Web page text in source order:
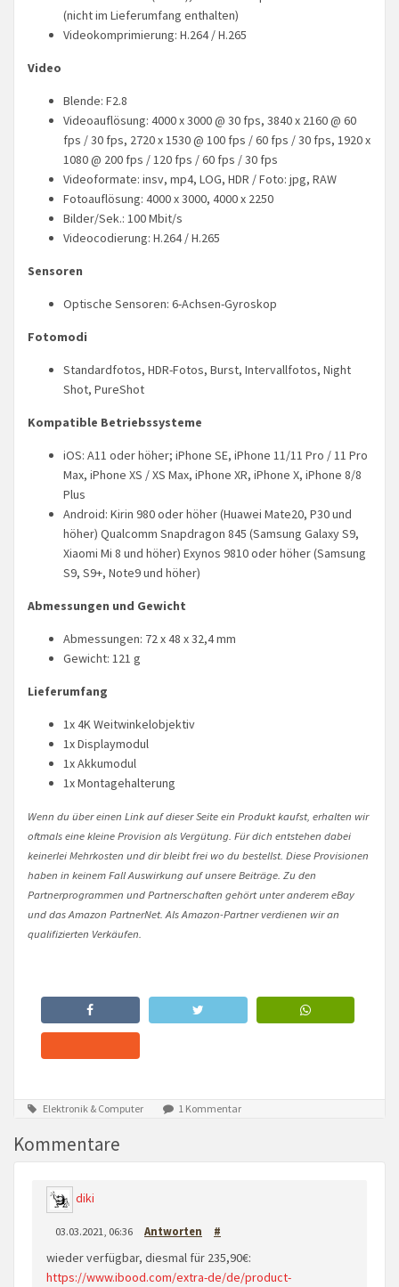
(nicht im Lieferumfang enthalten)
Videokomprimierung: H.264 / H.265
Video
Blende: F2.8
Videoauflösung: 4000 x 3000 @ 30 fps, 3840 x 2160 @ 60
fps / 30 fps, 2720 x 1530 @ 100 fps / 60 fps / 30 fps, 1920 x
1080 @ 200 fps / 120 fps / 60 fps / 30 fps
Videoformate: insv, mp4, LOG, HDR / Foto: jpg, RAW
Fotoauflösung: 4000 x 3000, 4000 x 2250
Bilder/Sek.: 100 Mbit/s
Videocodierung: H.264 / H.265
Sensoren
Optische Sensoren: 6-Achsen-Gyroskop
Fotomodi
Standardfotos, HDR-Fotos, Burst, Intervallfotos, Night
Shot, PureShot
Kompatible Betriebssysteme
iOS: A11 oder höher; iPhone SE, iPhone 11/11 Pro / 11 Pro
Max, iPhone XS / XS Max, iPhone XR, iPhone X, iPhone 8/8
Plus
Android: Kirin 980 oder höher (Huawei Mate20, P30 und
höher) Qualcomm Snapdragon 845 (Samsung Galaxy S9,
Xiaomi Mi 8 und höher) Exynos 9810 oder höher (Samsung
S9, S9+, Note9 und höher)
Abmessungen und Gewicht
Abmessungen: 72 x 48 x 32,4 mm
Gewicht: 121 g
Lieferumfang
1x 4K Weitwinkelobjektiv
1x Displaymodul
1x Akkumodul
1x Montagehalterung
Wenn du über einen Link auf dieser Seite ein Produkt kaufst, erhalten wir
oftmals eine kleine Provision als Vergütung. Für dich entstehen dabei
keinerlei Mehrkosten und dir bleibt frei wo du bestellst. Diese Provisionen
haben in keinem Fall Auswirkung auf unsere Beiträge. Zu den
Partnerprogrammen und Partnerschaften gehört unter anderem eBay
und das Amazon PartnerNet. Als Amazon-Partner verdienen wir an
qualifizierten Verkäufen.
Elektronik & Computer 1 Kommentar
Kommentare
diki
03.03.2021, 06:36 Antworten #
wieder verfügbar, diesmal für 235,90€:
https://www.ibood.com/extra-de/de/product-